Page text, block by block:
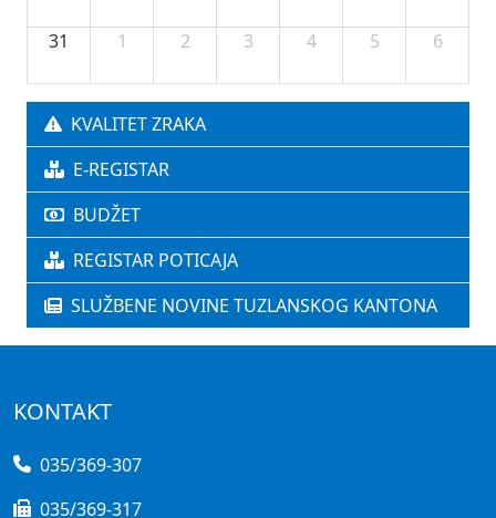
31 1 2 3 4 5 6
KVALITET ZRAKA
E-REGISTAR
BUDŽET
REGISTAR POTICAJA
SLUŽBENE NOVINE TUZLANSKOG KANTONA
KONTAKT
035/369-307
035/369-317